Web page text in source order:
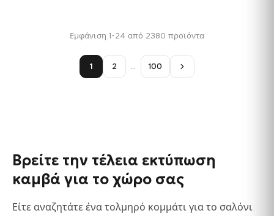
149,88 €
Εμφάνιση 1-24 από 2380 προϊόντα
1 2 … 100
Βρείτε την τέλεια εκτύπωση
καμβά για το χώρο σας
Είτε αναζητάτε ένα τολμηρό κομμάτι για το σαλόνι